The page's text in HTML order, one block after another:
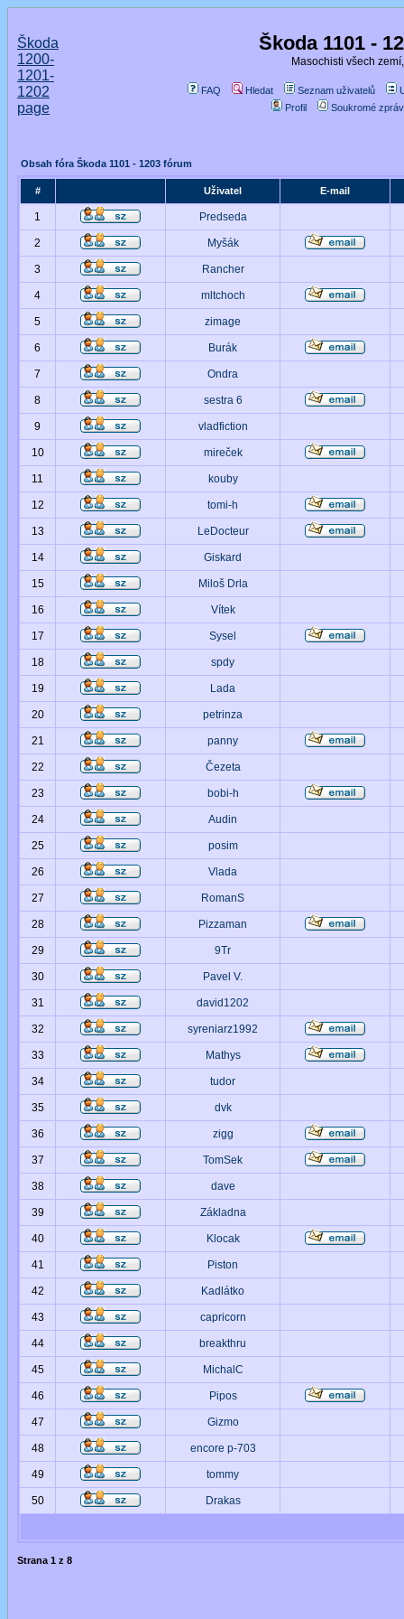
Škoda
1200-
1201-
1202
page
Škoda 1101 -
Masochisti všech
FAQ Hledat Seznam uživatelů
Profil
Soukromé
Obsah fóra Škoda 1101 - 1203 fórum
# Uživatel E-mail
1 Predseda
2 Myšák
3 Rancher
4 mltchoch
5 zimage
6 Burák
7 Ondra
8 sestra 6
9 vladfiction
10 mireček
11 kouby
12 tomi-h
13 LeDocteur
14 Giskard
15 Miloš Drla
16 Vítek
17 Sysel
18 spdy
19 Lada
20 petrinza
21 panny
22 Čezeta
23 bobi-h
24 Audin
25 posim
26 Vlada
27 RomanS
28 Pizzaman
29 9Tr
30 Pavel V.
31 david1202
32 syreniarz1992
33 Mathys
34 tudor
35 dvk
36 zigg
37 TomSek
38 dave
39 Základna
40 Klocak
41 Piston
42 Kadlátko
43 capricorn
44 breakthru
45 MichalC
46 Pipos
47 Gizmo
48 encore p-703
49 tommy
50 Drakas
Strana 1 z 8